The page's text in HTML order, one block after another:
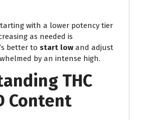
with a lower potency tier
as needed is
better to start low and adjust
by an intense high.
THC
Content